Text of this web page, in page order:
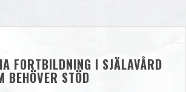
FORTBILDNING I SJÄLAVÅRD
BEHÖVER STÖD